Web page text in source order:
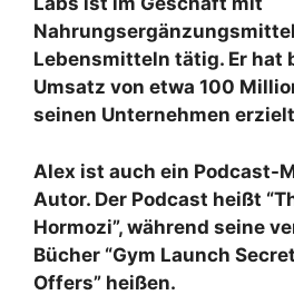
Lebensmitteln tätig. Er hat
Umsatz von etwa 100
seinen Unternehmen
Alex ist auch ein Podcast-
Autor. Der Podcast heißt
Hormozi”, während seine
Bücher “Gym Launch
Offers” heißen.